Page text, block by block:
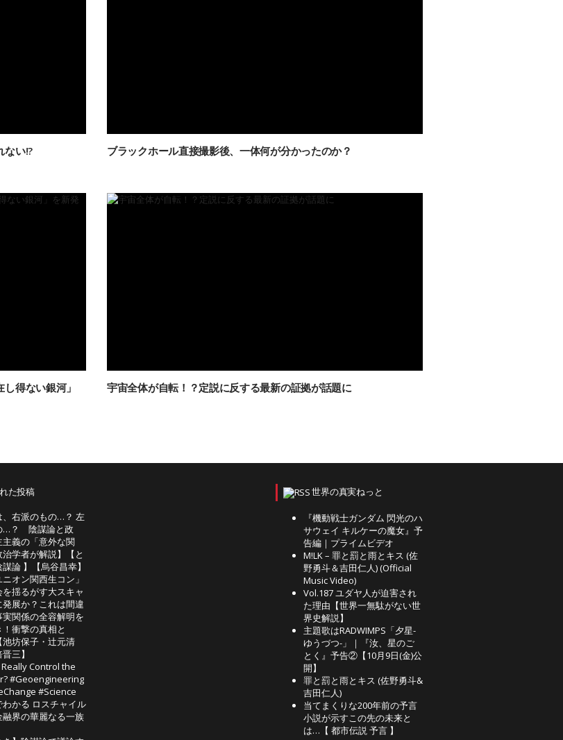
ない!? ブラックホール直接撮影後、一体何が分かったのか？
得ない銀河」
宇宙全体が自転！？定説に反する最新の証拠が話題に
た投稿
、右派のもの…？ 左
…？ 陰謀論と政
義の「意外な関
学者が解説】【と
論 】【烏谷昌幸】
ニオン関西生コン」
揺るがす大スキャ
発展か？これは間違
実関係の全容解明を
衝撃の真相と
池坊保子・辻元清
三】
Control the
#Geoengineering
#Science
わかる ロスチャイル
融界の華麗なる一族
世界の真実ねっと
『機動戦士ガンダム 閃光のハ
サウェイ キルケーの魔女』予
告編｜プライムビデオ
M!LK – 罪と罰と雨とキス (佐
野勇斗＆吉田仁人) (Official
Music Video)
Vol.187 ユダヤ人が迫害され
た理由【世界一無駄がない世
界史解説】
主題歌はRADWIMPS「夕星-
ゆうづつ-」｜『汝、星のご
とく』予告②【10月9日(金)公
開】
罪と罰と雨とキス (佐野勇斗&
吉田仁人)
当てまくりな200年前の予言
小説が示すこの先の未来と
は…【 都市伝説 予言 】